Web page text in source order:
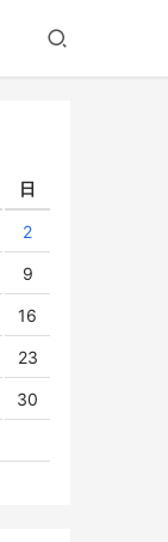
日
2
9
16
23
30